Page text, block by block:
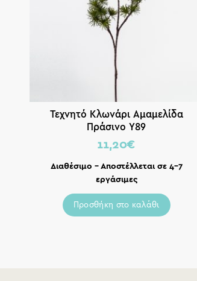
Τεχνητό Κλωνάρι Αμαμελίδα
Πράσινο Υ89
11,20€
Διαθέσιμο – Αποστέλλεται σε 4-7
εργάσιμες
Προσθήκη στο καλάθι